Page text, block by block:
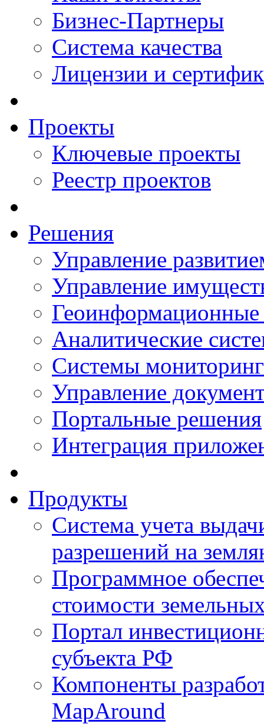
Бизнес-Партнеры
Система качества
Лицензии и
Проекты
Ключевые проекты
Реестр проектов
Решения
Управление
Управление
Аналитические
Системы
Управление
Портальные решения
Интеграция
Продукты
Система учета
разрешений на
Программное
стоимости
Портал
субъекта РФ
Компоненты
MapAround